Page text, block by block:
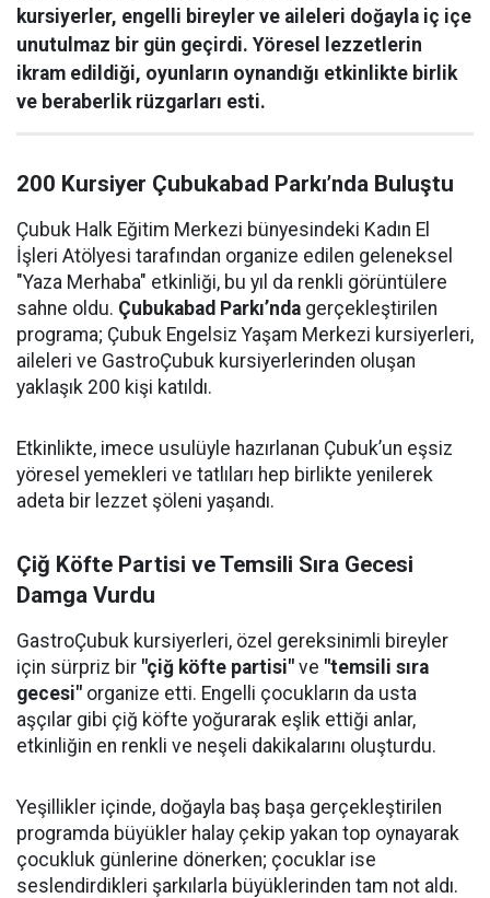
kursiyerler, engelli bireyler ve aileleri doğayla iç içe
unutulmaz bir gün geçirdi. Yöresel lezzetlerin
ikram edildiği, oyunların oynandığı etkinlikte birlik
ve beraberlik rüzgarları esti.
200 Kursiyer Çubukabad Parkı’nda Buluştu
Çubuk Halk Eğitim Merkezi bünyesindeki Kadın El
İşleri Atölyesi tarafından organize edilen geleneksel
"Yaza Merhaba" etkinliği, bu yıl da renkli görüntülere
sahne oldu. Çubukabad Parkı’nda gerçekleştirilen
programa; Çubuk Engelsiz Yaşam Merkezi kursiyerleri,
aileleri ve GastroÇubuk kursiyerlerinden oluşan
yaklaşık 200 kişi katıldı.
Etkinlikte, imece usulüyle hazırlanan Çubuk’un eşsiz
yöresel yemekleri ve tatlıları hep birlikte yenilerek
adeta bir lezzet şöleni yaşandı.
Çiğ Köfte Partisi ve Temsili Sıra Gecesi
Damga Vurdu
GastroÇubuk kursiyerleri, özel gereksinimli bireyler
için sürpriz bir "çiğ köfte partisi" ve "temsili sıra
gecesi" organize etti. Engelli çocukların da usta
aşçılar gibi çiğ köfte yoğurarak eşlik ettiği anlar,
etkinliğin en renkli ve neşeli dakikalarını oluşturdu.
Yeşillikler içinde, doğayla baş başa gerçekleştirilen
programda büyükler halay çekip yakan top oynayarak
çocukluk günlerine dönerken; çocuklar ise
seslendirdikleri şarkılarla büyüklerinden tam not aldı.